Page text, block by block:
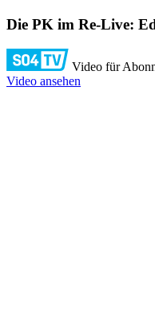
Die PK im Re-Live:
Video für
Video ansehen